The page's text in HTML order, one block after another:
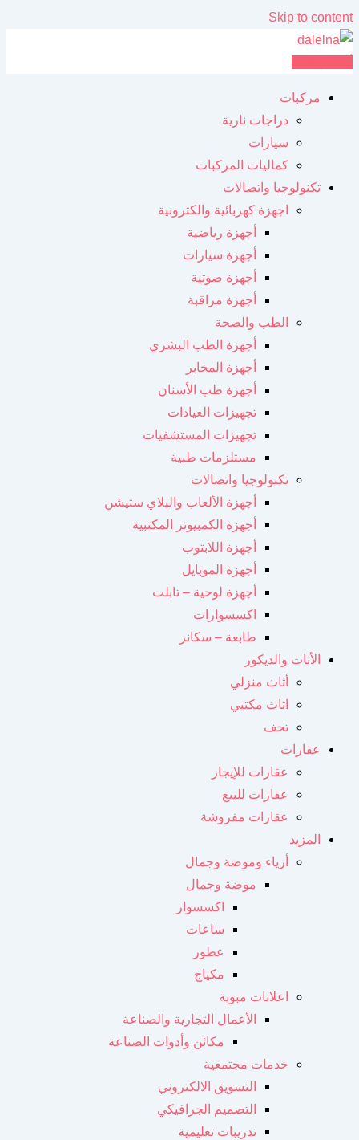
Skip to content
مركبات
دراجات نارية
سيارات
كماليات المركبات
تكنولوجيا واتصالات
اجهزة كهربائية والكترونية
أجهزة رياضية
أجهزة سيارات
أجهزة صوتية
أجهزة مراقبة
الطب والصحة
أجهزة الطب البشري
أجهزة المخابر
أجهزة طب الأسنان
تجهيزات العيادات
تجهيزات المستشفيات
مستلزمات طبية
تكنولوجيا واتصالات
أجهزة الألعاب والبلاي ستيشن
أجهزة الكمبيوتر المكتبية
أجهزة اللابتوب
أجهزة الموبايل
أجهزة لوحية – تابلت
اكسسوارات
طابعة – سكانر
الأثاث والديكور
أثاث منزلي
اثاث مكتبي
تحف
عقارات
عقارات للإيجار
عقارات للبيع
عقارات مفروشة
المزيد
أزياء وموضة وجمال
موضة وجمال
اكسسوار
ساعات
عطور
مكياج
اعلانات مبوبة
الأعمال التجارية والصناعة
مكائن ​​وأدوات الصناعة
خدمات مجتمعية
التسويق الالكتروني
التصميم الجرافيكي
تدريبات تعليمية